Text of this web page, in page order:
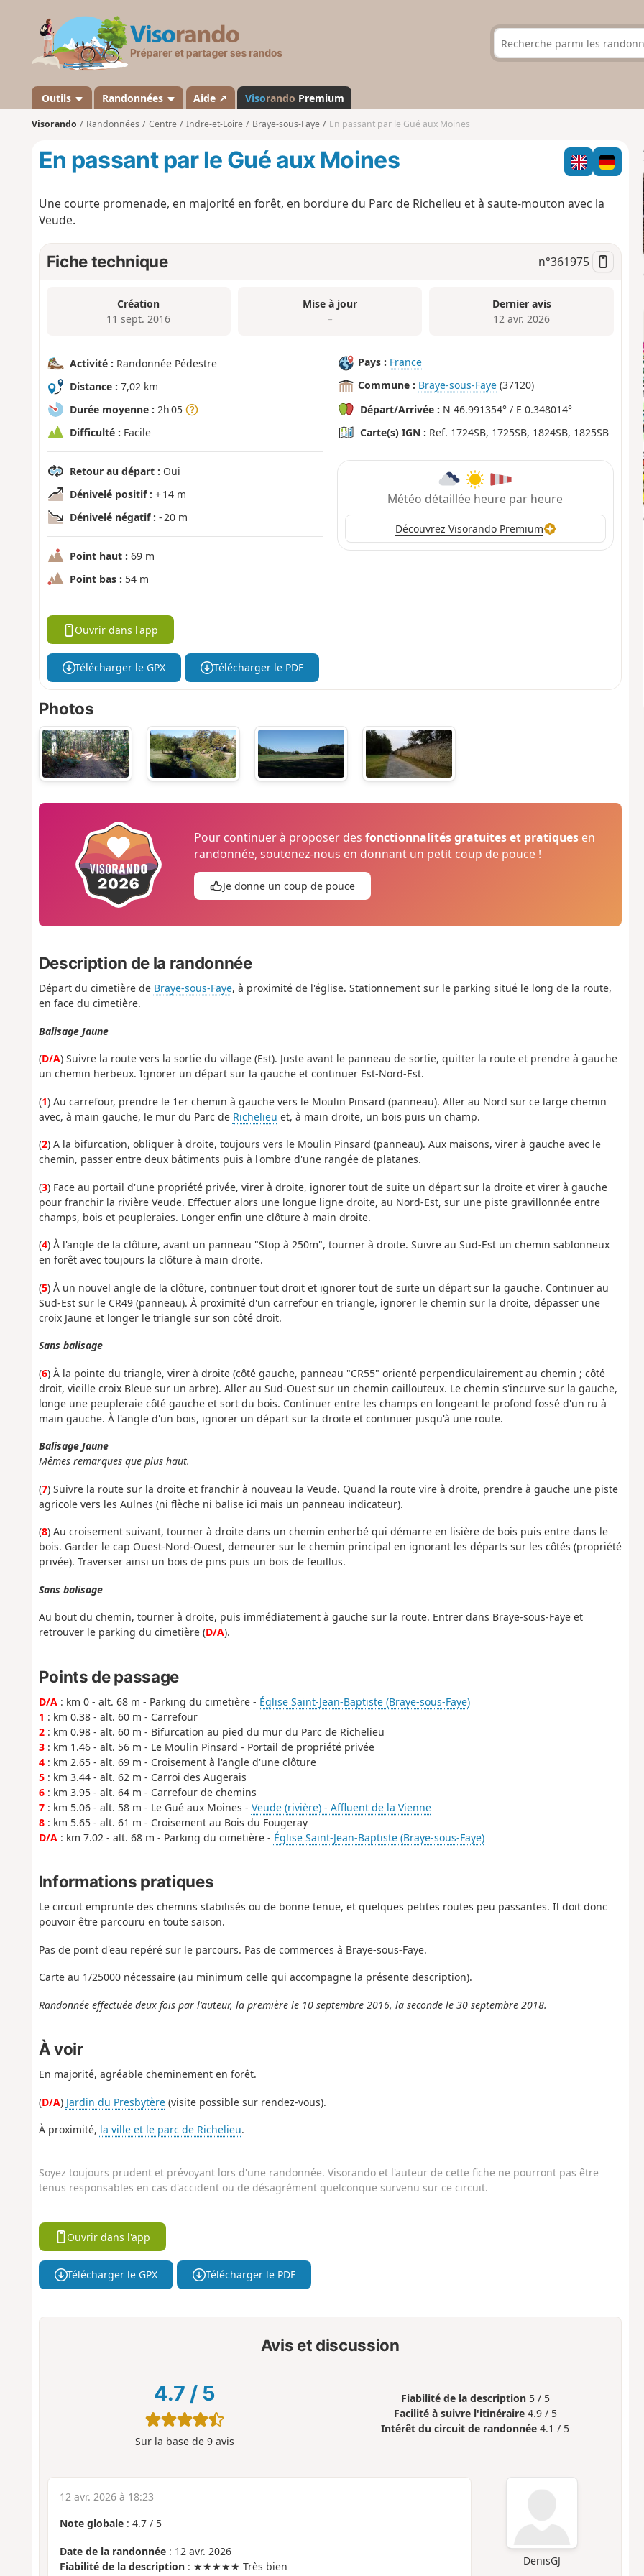
s
a
n
d
Outils Randonnées Aide ↗ Visorando Premium
Visorando Randonnées Centre Indre-et-Loire Braye-sous-Faye En passant par le Gué aux Moines
En passant par le Gué aux Moines
Une courte promenade, en majorité en forêt, en bordure du Parc de Richelieu et à saute-mouton avec la
Veude.
Fiche technique n°361975
Création
11 sept. 2016
Mise à jour
–
Dernier avis
12 avr. 2026
Activité : Randonnée Pédestre
Distance : 7,02 km
Durée moyenne : 2h 05
Difficulté : Facile
Retour au départ : Oui
Dénivelé positif : + 14 m
Dénivelé négatif : - 20 m
Point haut : 69 m
Point bas : 54 m
Pays : France
Commune : Braye-sous-Faye (37120)
Départ/Arrivée : N 46.991354° / E 0.348014°
Carte(s) IGN : Ref. 1724SB, 1725SB, 1824SB, 1825SB
Météo détaillée heure par heure
Découvrez Visorando Premium
Ouvrir dans l'app
Télécharger le GPX Télécharger le PDF
Photos
Pour continuer à proposer desfonctionnalités gratuites et pratiques en
randonnée, soutenez-nous en donnant un petit coup de pouce !
Je donne un coup de pouce
Description de la randonnée
Départ du cimetière de Braye-sous-Faye, à proximité de l'église. Stationnement sur le parking situé le long de la route,
en face du cimetière.
Balisage Jaune
(D/A) Suivre la route vers la sortie du village (Est). Juste avant le panneau de sortie, quitter la route et prendre à gauche
un chemin herbeux. Ignorer un départ sur la gauche et continuer Est-Nord-Est.
(1) Au carrefour, prendre le 1er chemin à gauche vers le Moulin Pinsard (panneau). Aller au Nord sur ce large chemin
avec, à main gauche, le mur du Parc de Richelieu et, à main droite, un bois puis un champ.
(2) A la bifurcation, obliquer à droite, toujours vers le Moulin Pinsard (panneau). Aux maisons, virer à gauche avec le
chemin, passer entre deux bâtiments puis à l'ombre d'une rangée de platanes.
(3) Face au portail d'une propriété privée, virer à droite, ignorer tout de suite un départ sur la droite et virer à gauche
pour franchir la rivière Veude. Effectuer alors une longue ligne droite, au Nord-Est, sur une piste gravillonnée entre
champs, bois et peupleraies. Longer enfin une clôture à main droite.
(4) À l'angle de la clôture, avant un panneau "Stop à 250m", tourner à droite. Suivre au Sud-Est un chemin sablonneux
en forêt avec toujours la clôture à main droite.
(5) À un nouvel angle de la clôture, continuer tout droit et ignorer tout de suite un départ sur la gauche. Continuer au
Sud-Est sur le CR49 (panneau). À proximité d'un carrefour en triangle, ignorer le chemin sur la droite, dépasser une
croix Jaune et longer le triangle sur son côté droit.
Sans balisage
(6) À la pointe du triangle, virer à droite (côté gauche, panneau "CR55" orienté perpendiculairement au chemin ; côté
droit, vieille croix Bleue sur un arbre). Aller au Sud-Ouest sur un chemin caillouteux. Le chemin s'incurve sur la gauche,
longe une peupleraie côté gauche et sort du bois. Continuer entre les champs en longeant le profond fossé d'un ru à
main gauche. À l'angle d'un bois, ignorer un départ sur la droite et continuer jusqu'à une route.
Balisage Jaune
Mêmes remarques que plus haut.
(7) Suivre la route sur la droite et franchir à nouveau la Veude. Quand la route vire à droite, prendre à gauche une piste
agricole vers les Aulnes (ni flèche ni balise ici mais un panneau indicateur).
(8) Au croisement suivant, tourner à droite dans un chemin enherbé qui démarre en lisière de bois puis entre dans le
bois. Garder le cap Ouest-Nord-Ouest, demeurer sur le chemin principal en ignorant les départs sur les côtés (propriété
privée). Traverser ainsi un bois de pins puis un bois de feuillus.
Sans balisage
Au bout du chemin, tourner à droite, puis immédiatement à gauche sur la route. Entrer dans Braye-sous-Faye et
retrouver le parking du cimetière (D/A).
Points de passage
D/A: km 0 - alt. 68 m - Parking du cimetière - Église Saint-Jean-Baptiste (Braye-sous-Faye)
1 : km 0.38 - alt. 60 m - Carrefour
2: km 0.98 - alt. 60 m - Bifurcation au pied du mur du Parc de Richelieu
3: km 1.46 - alt. 56 m - Le Moulin Pinsard - Portail de propriété privée
4: km 2.65 - alt. 69 m - Croisement à l'angle d'une clôture
5: km 3.44 - alt. 62 m - Carroi des Augerais
6: km 3.95 - alt. 64 m - Carrefour de chemins
7: km 5.06 - alt. 58 m - Le Gué aux Moines - Veude (rivière) - Affluent de la Vienne
8: km 5.65 - alt. 61 m - Croisement au Bois du Fougeray
D/A: km 7.02 - alt. 68 m - Parking du cimetière - Église Saint-Jean-Baptiste (Braye-sous-Faye)
Informations pratiques
Le circuit emprunte des chemins stabilisés ou de bonne tenue, et quelques petites routes peu passantes. Il doit donc
pouvoir être parcouru en toute saison.
Pas de point d'eau repéré sur le parcours. Pas de commerces à Braye-sous-Faye.
Carte au 1/25000 nécessaire (au minimum celle qui accompagne la présente description).
Randonnée effectuée deux fois par l'auteur, la première le 10 septembre 2016, la seconde le 30 septembre 2018.
À voir
En majorité, agréable cheminement en forêt.
(D/A) Jardin du Presbytère(visite possible sur rendez-vous).
À proximité, la ville et le parc de Richelieu.
Soyez toujours prudent et prévoyant lors d'une randonnée. Visorando et l'auteur de cette fiche ne pourront pas être
tenus responsables en cas d'accident ou de désagrément quelconque survenu sur ce circuit.
Ouvrir dans l'app
Télécharger le GPX Télécharger le PDF
Avis et discussion
4.7 / 5
Sur la base de 9avis
Fiabilité de la description 5 / 5
Facilité à suivre l'itinéraire 4.9 / 5
Intérêt du circuit de randonnée 4.1 / 5
DenisGJ
12 avr. 2026 à 18:23
Note globale: 4.7/ 5
Date de la randonnée: 12 avr. 2026
Fiabilité de la description: ★★★★★ Très bien